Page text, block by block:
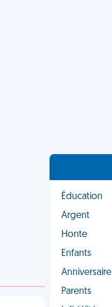
Éducation
Argent
Honte
Enfants
Anniversaire
Parents